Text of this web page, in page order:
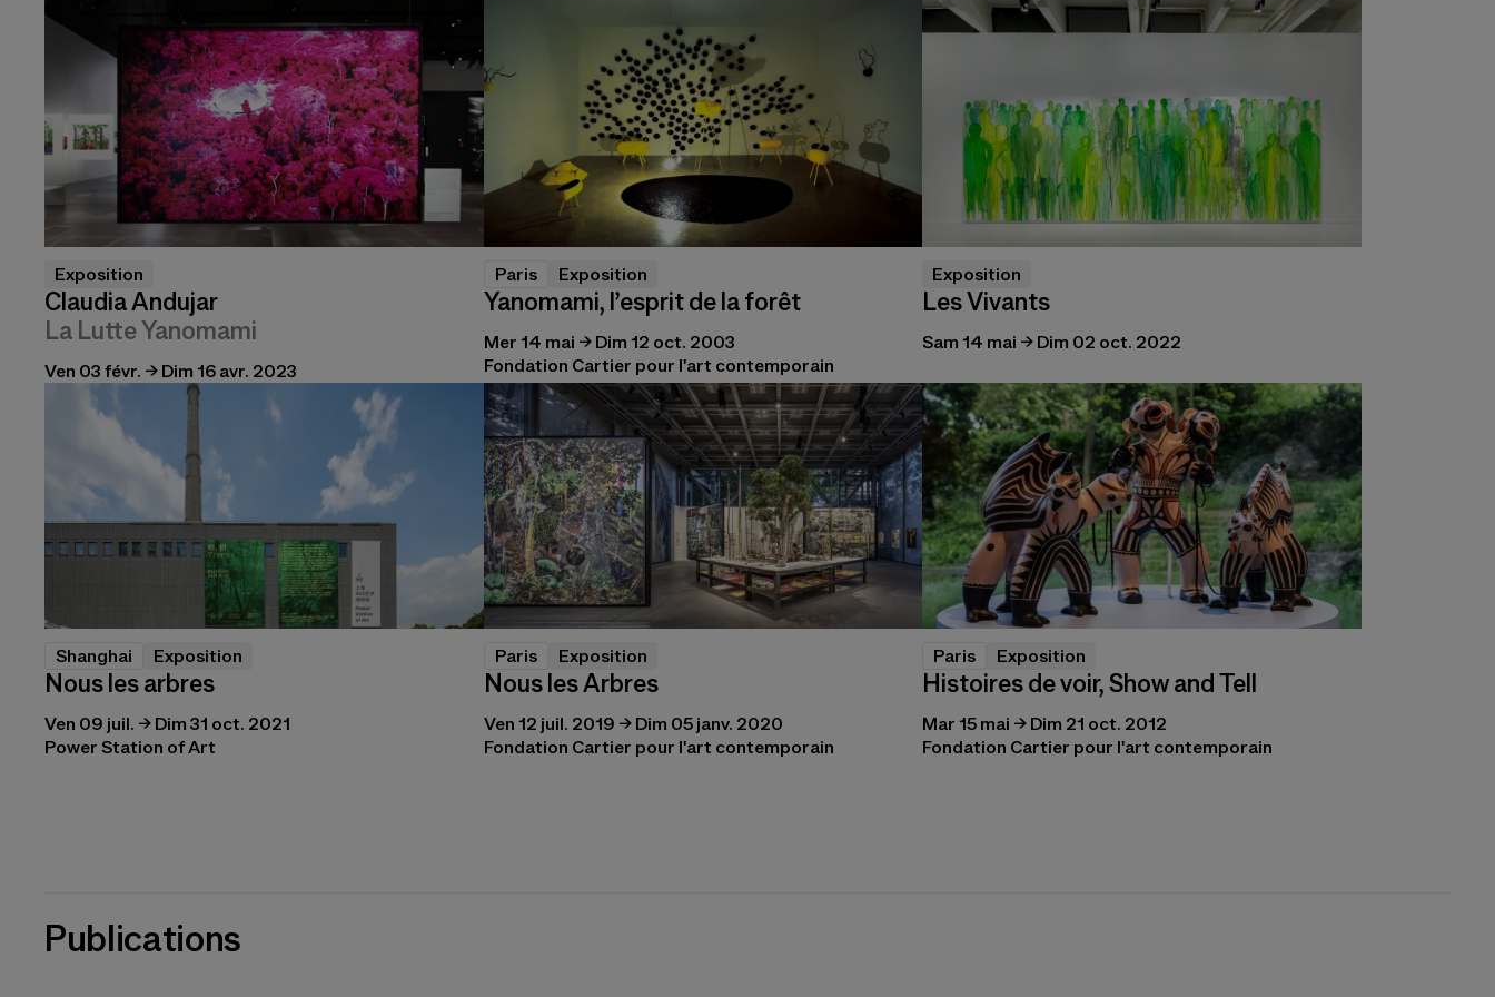
Exposition
Claudia Andujar
La Lutte Yanomami
Ven 03 févr. → Dim 16 avr. 2023
Paris Exposition
Yanomami, l’esprit de la forêt
Mer 14 mai → Dim 12 oct. 2003
Fondation Cartier pour l'art contemporain
Exposition
Les Vivants
Sam 14 mai → Dim 02 oct. 2022
Shanghai Exposition
Nous les arbres
Ven 09 juil. → Dim 31 oct. 2021
Power Station of Art
Paris Exposition
Nous les Arbres
Ven 12 juil. 2019 → Dim 05 janv. 2020
Fondation Cartier pour l'art contemporain
Paris Exposition
Histoires de voir, Show and Tell
Mar 15 mai → Dim 21 oct. 2012
Fondation Cartier pour l'art contemporain
Publications